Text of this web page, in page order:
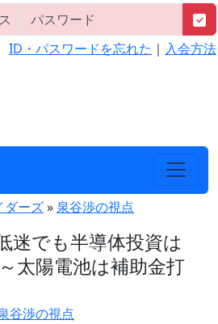
ID・パスワードを忘れた ｜ 入会方法
ダーズ» 泉谷渉の視点
迷でも半導体投資は
太陽電池は補助金打
谷渉の視点